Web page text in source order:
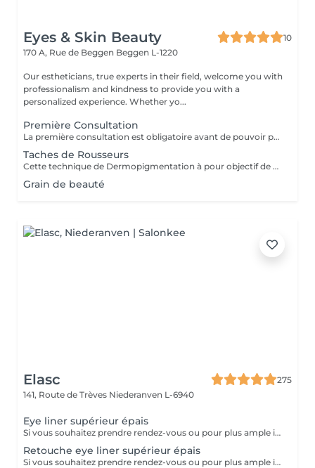
Eyes & Skin Beauty
10
170 A, Rue de Beggen Beggen L-1220
Our estheticians, true experts in their field, welcome you with
professionalism and kindness to provide you with a
personalized experience. Whether yo...
Première Consultation
La première consultation est obligatoire avant de pouvoir prendre un rendez-vous pour la dermo-pigmentation.
Taches de Rousseurs
Cette technique de Dermopigmentation à pour objectif de donner l'illusion d'avoir de vraies tâches de rousseur dans le but de rehausser le teint, accentuer celles qui sont déja existantes et faire ressortir les pommettes. Elles donnent une effet « bonne mine » instantanément. Elles restent un minimum de 3 à 5 ans et commencent à disparaitre à partir de 3 ans. Elles ne présentent aucun risque car elles se pattinent très bien avec le temps et ne nécessitent pas forcément de retouche.
Grain de beauté
Elasc
275
141, Route de Trèves Niederanven L-6940
Eye liner supérieur épais
Si vous souhaitez prendre rendez-vous ou pour plus ample imformation, veuillez nous contacter directement en institut. Veuillez prendre en compte que le prix peut être adapter selon vos attentes. Merci !
Retouche eye liner supérieur épais
Si vous souhaitez prendre rendez-vous ou pour plus ample imformation, veuillez nous contacter directement en institut. Veuillez prendre en compte que le prix peut être adapter selon vos attentes. Merci !